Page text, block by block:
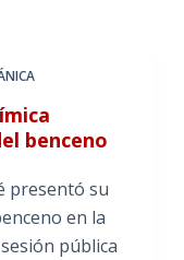
benceno
presentó su
en la
pública